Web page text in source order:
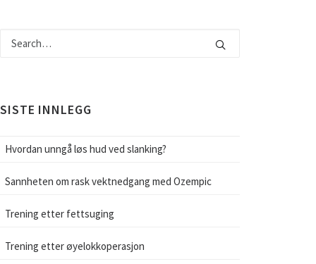
SISTE INNLEGG
Hvordan unngå løs hud ved slanking?
Sannheten om rask vektnedgang med Ozempic
Trening etter fettsuging
Trening etter øyelokkoperasjon